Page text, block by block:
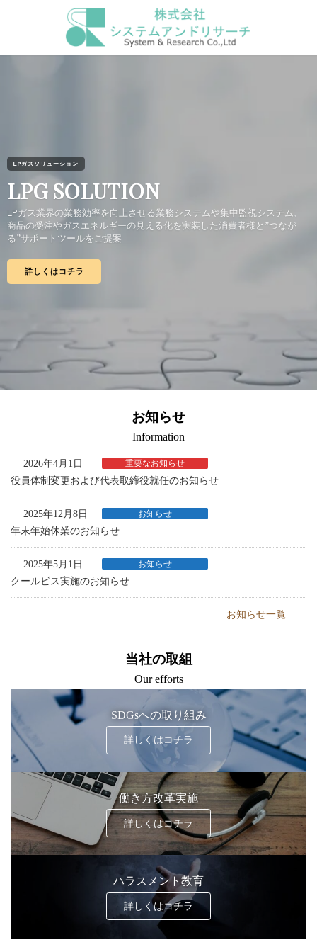
LPガスソリューション
LPG SOLUTION
LPガス業界の業務効率を向上させる業務システムや集中監視システム、
商品の受注やガスエネルギーの見える化を実装した消費者様と”つなが
る”サポートツールをご提案
詳しくはコチラ
お知らせ
Information
2026年4月1日 重要なお知らせ
役員体制変更および代表取締役就任のお知らせ
2025年12月8日 お知らせ
年末年始休業のお知らせ
2025年5月1日 お知らせ
クールビス実施のお知らせ
お知らせ一覧
当社の取組
Our efforts
SDGsへの取り組み
詳しくはコチラ
働き方改革実施
詳しくはコチラ
ハラスメント教育
詳しくはコチラ